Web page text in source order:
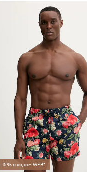
-15% с кодом WEB*